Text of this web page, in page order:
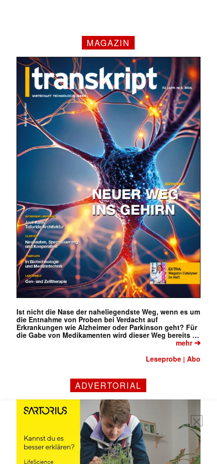
Mit dem |transkript-Newsletter
jede Woche aktuell informiert.
E-
MAGAZIN
Ist nicht die Nase der naheliegendste Weg, wenn es um
die Entnahme von Proben bei Verdacht auf
Erkrankungen wie Alzheimer oder Parkinson geht? Für
die Gabe von Medikamenten wird dieser Weg bereits …
mehr➔
Leseprobe |Abo
ADVERTORIAL